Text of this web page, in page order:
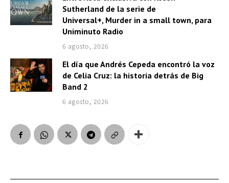
Sutherland de la serie de
Universal+, Murder in a small town, para
Uniminuto Radio
6 agosto, 2026
El día que Andrés Cepeda encontró la voz
de Celia Cruz: la historia detrás de Big
Band 2
6 agosto, 2026